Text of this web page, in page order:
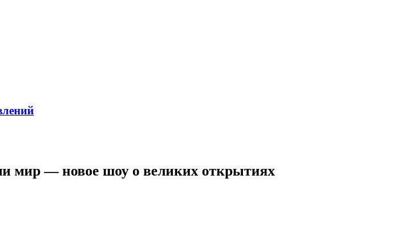
мир — новое шоу о великих открытиях